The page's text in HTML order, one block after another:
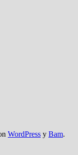
WordPress y Bam.